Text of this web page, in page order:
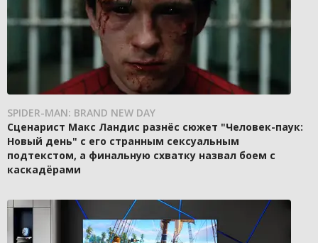
SPIDER-MAN: BRAND NEW DAY
Сценарист Макс Ландис разнёс сюжет "Человек-паук:
Новый день" с его странным сексуальным
подтекстом, а финальную схватку назвал боем с
каскадёрами